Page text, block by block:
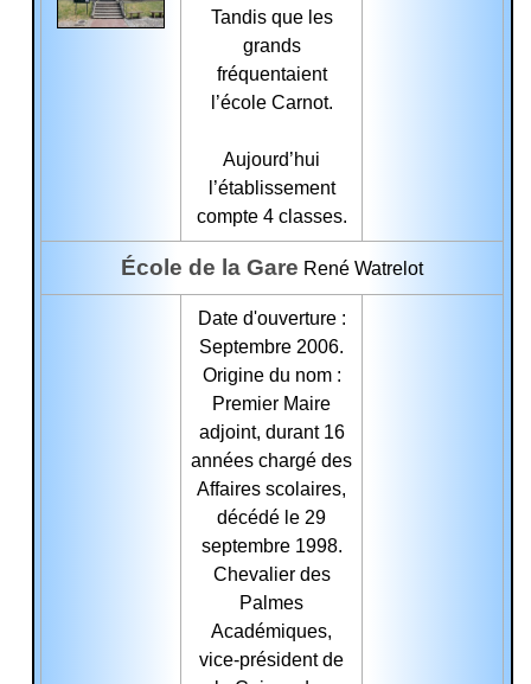
Tandis que les
grands
fréquentaient
l’école Carnot.
Aujourd’hui
l’établissement
compte 4 classes.
École de la Gare René Watrelot
Date d'ouverture :
Septembre 2006.
Origine du nom :
Premier Maire
adjoint, durant 16
années chargé des
Affaires scolaires,
décédé le 29
septembre 1998.
Chevalier des
Palmes
Académiques,
vice-président de